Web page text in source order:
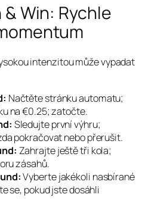
& Win: Rychle
intenzitou může vypadat
Načtěte stránku automatu;
na €0.25; zatočte.
Sledujte první výhru;
pokračovat nebo přerušit.
Zahrajte ještě tři kola;
zásahů.
Vyberte jakékoli nasbírané
se, pokud jste dosáhli